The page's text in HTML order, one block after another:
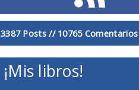
3387 Posts // 10765 Comentarios
¡Mis libros!